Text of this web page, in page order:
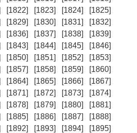
[1822] [1823] [1824]
[1825]
[1829] [1830] [1831]
[1832]
[1836] [1837] [1838]
[1839]
[1843] [1844] [1845]
[1846]
[1850] [1851] [1852]
[1853]
[1857] [1858] [1859]
[1860]
[1864] [1865] [1866]
[1867]
[1871] [1872] [1873]
[1874]
[1878] [1879] [1880]
[1881]
[1885] [1886] [1887]
[1888]
[1892] [1893] [1894]
[1895]